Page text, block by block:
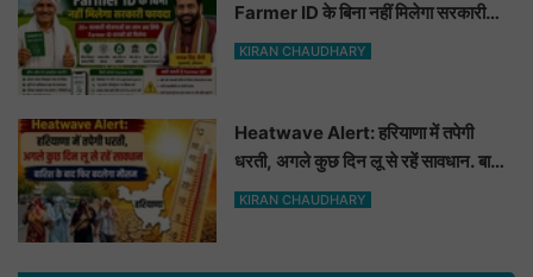
Farmer ID के बिना नहीं मिलेगा सरकारी
फायदा
KIRAN CHAUDHARY
Heatwave Alert: हरियाणा में तपेगी
धरती, अगले कुछ दिन लू से रहें सावधान. बारिश
के बाद फिर बदलेगा मौसम
KIRAN CHAUDHARY